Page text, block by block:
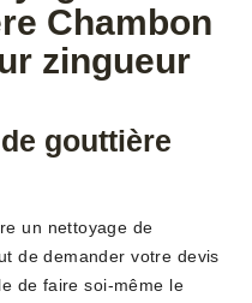
Chambon
zingueur
gouttière
un nettoyage de
de demander votre devis
de faire soi-même le